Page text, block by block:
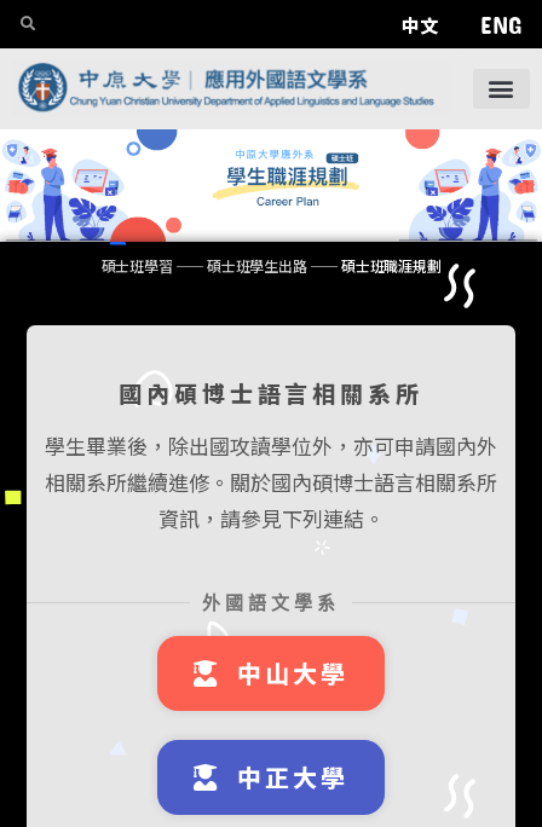
中文 ENG
碩士班學習 ——碩士班學生出路——碩士班職涯規劃
國內碩博士語言相關系所
學生畢業後，除出國攻讀學位外，亦可申請國內外
相關系所繼續進修。關於國內碩博士語言相關系所
資訊，請參見下列連結。
外國語文學系
中山大學
中正大學